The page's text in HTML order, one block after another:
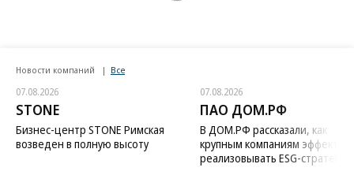
Новости компаний Все
07.08.2026
STONE
Бизнес-центр STONE Римская
возведен в полную высоту
07.08.2026
ПАО ДОМ.РФ
В ДОМ.РФ рассказали, как
крупным компаниям
реализовывать ESG-стратегию